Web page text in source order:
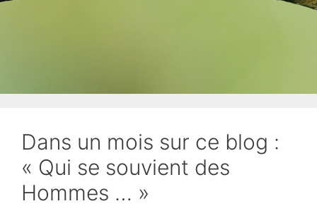
Dans un mois sur ce blog :
« Qui se souvient des
Hommes … »